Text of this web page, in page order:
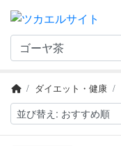
ダイエット・健康